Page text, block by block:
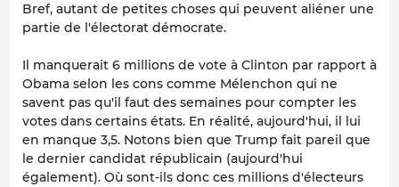
Bref, autant de petites choses qui peuvent aliéner une
partie de l'électorat démocrate.
Il manquerait 6 millions de vote à Clinton par rapport à
Obama selon les cons comme Mélenchon qui ne
savent pas qu'il faut des semaines pour compter les
votes dans certains états. En réalité, aujourd'hui, il lui
en manque 3,5. Notons bien que Trump fait pareil que
le dernier candidat républicain (aujourd'hui
également). Où sont-ils donc ces millions d'électeurs